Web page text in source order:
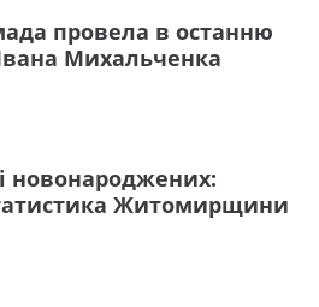
провела в останню
Михальченка
новонароджених:
Житомирщини